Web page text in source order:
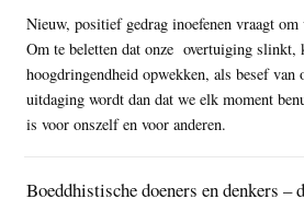
Nieuw, positief gedrag inoefenen vraagt
Om te beletten dat onze overtuiging slinkt,
hoogdringendheid opwekken, als besef van
uitdaging wordt dan dat we elk moment
is voor onszelf en voor anderen.
Boeddhistische doeners en denkers –